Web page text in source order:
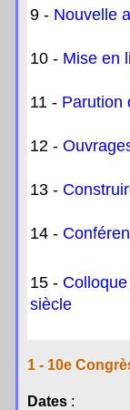
9 - Nouvelle
10 - Mise en
11 - Parution
12 -
13 -
14 -
15 -
siècle
1 - 10e
Dates :